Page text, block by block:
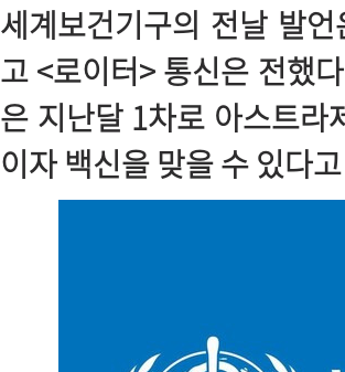
세계보건기구의 전날 발
고 <로이터> 통신은 전했
은 지난달 1차로 아스트
이자 백신을 맞을 수 있다